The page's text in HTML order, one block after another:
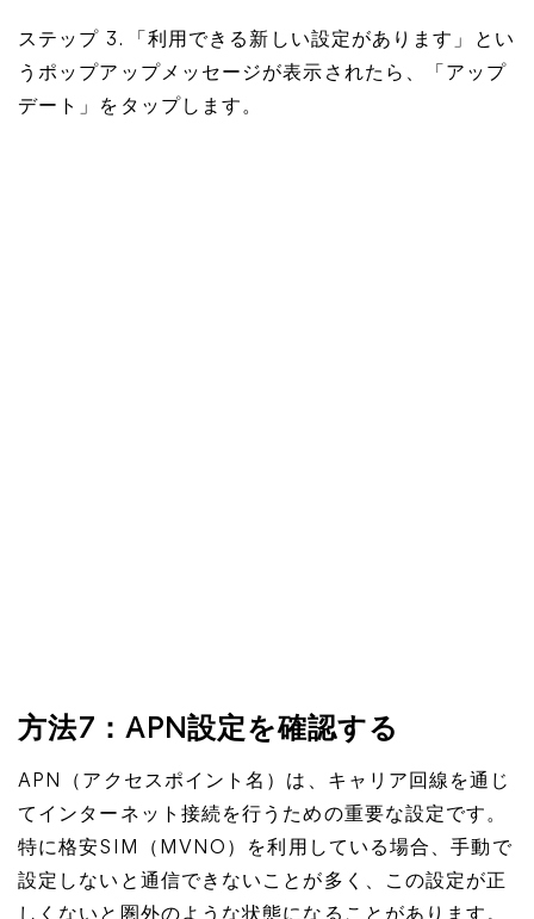
ステップ 3. 「利用できる新しい設定があります」とい
うポップアップメッセージが表示されたら、「アップ
デート」をタップします。
方法7：APN設定を確認する
APN（アクセスポイント名）は、キャリア回線を通じ
てインターネット接続を行うための重要な設定です。
特に格安SIM（MVNO）を利用している場合、手動で
設定しないと通信できないことが多く、この設定が正